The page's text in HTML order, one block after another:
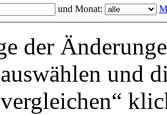
und Monat:
der
und